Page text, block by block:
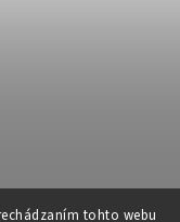
tohto webu